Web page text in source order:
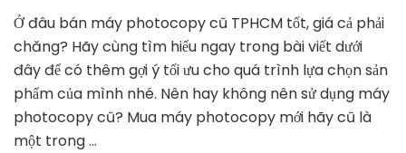
máy
photocopy
cũ
TPHCM
Ở đâu bán máy photocopy cũ TPHCM tốt, giá cả phải
chăng? Hãy cùng tìm hiểu ngay trong bài viết dưới
đây để có thêm gợi ý tối ưu cho quá trình lựa chọn sản
phẩm của mình nhé. Nên hay không nên sử dụng máy
photocopy cũ? Mua máy photocopy mới hãy cũ là
một trong …